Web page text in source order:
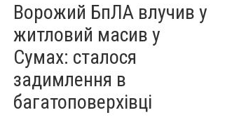
Ворожий БпЛА влучив у
житловий масив у
Сумах: сталося
задимлення в
багатоповерхівці